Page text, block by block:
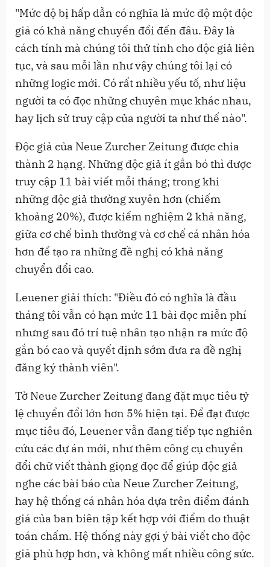
"Mức độ bị hấp dẫn có nghĩa là mức độ một độc
giả có khả năng chuyển đổi đến đâu. Đây là
cách tính mà chúng tôi thử tính cho độc giả liên
tục, và sau mỗi lần như vậy chúng tôi lại có
những logic mới. Có rất nhiều yếu tố, như liệu
người ta có đọc những chuyên mục khác nhau,
hay lịch sử truy cập của người ta như thế nào".
Độc giả của Neue Zurcher Zeitung được chia
thành 2 hạng. Những độc giả ít gắn bó thì được
truy cập 11 bài viết mỗi tháng; trong khi
những độc giả thường xuyên hơn (chiếm
khoảng 20%), được kiểm nghiệm 2 khả năng,
giữa cơ chế bình thường và cơ chế cá nhân hóa
hơn để tạo ra những đề nghị có khả năng
chuyển đổi cao.
Leuener giải thích: "Điều đó có nghĩa là đầu
tháng tôi vẫn có hạn mức 11 bài đọc miễn phí
nhưng sau đó trí tuệ nhân tạo nhận ra mức độ
gắn bó cao và quyết định sớm đưa ra đề nghị
đăng ký thành viên".
Tờ Neue Zurcher Zeitung đang đặt mục tiêu tỷ
lệ chuyển đổi lớn hơn 5% hiện tại. Để đạt được
mục tiêu đó, Leuener vẫn đang tiếp tục nghiên
cứu các dự án mới, như thêm công cụ chuyển
đổi chữ viết thành giọng đọc để giúp độc giả
nghe các bài báo của Neue Zurcher Zeitung,
hay hệ thống cá nhân hóa dựa trên điểm đánh
giá của ban biên tập kết hợp với điểm do thuật
toán chấm. Hệ thống này gợi ý bài viết cho độc
giả phù hợp hơn, và không mất nhiều công sức.